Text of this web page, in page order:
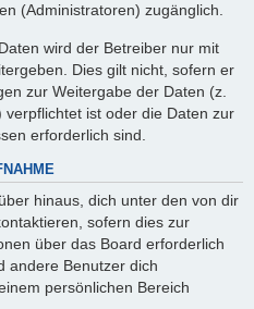
(Administratoren) zugänglich.
wird der Betreiber nur mit
Dies gilt nicht, sofern er
zur Weitergabe der Daten (z.
ist oder die Daten zur
erforderlich sind.
hinaus, dich unter den von dir
sofern dies zur
über das Board erforderlich
andere Benutzer dich
persönlichen Bereich